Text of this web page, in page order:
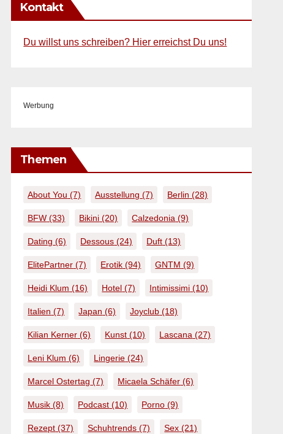
Kontakt
Du willst uns schreiben? Hier erreichst Du uns!
Werbung
Themen
About You (7) Ausstellung (7) Berlin (28)
BFW (33) Bikini (20) Calzedonia (9)
Dating (6) Dessous (24) Duft (13)
ElitePartner (7) Erotik (94) GNTM (9)
Heidi Klum (16) Hotel (7) Intimissimi (10)
Italien (7) Japan (6) Joyclub (18)
Kilian Kerner (6) Kunst (10) Lascana (27)
Leni Klum (6) Lingerie (24)
Marcel Ostertag (7) Micaela Schäfer (6)
Musik (8) Podcast (10) Porno (9)
Rezept (37) Schuhtrends (7) Sex (21)